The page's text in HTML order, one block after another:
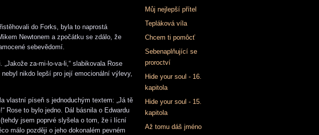
do Forks, byla to naprostá
Newtonem a zpočátku se zdálo, že
sebevědomí.
za-mi-lo-va-li,“ slabikovala Rose
nikdo lepší pro její emocionální výlevy,
vlastní píseň s jednoduchým textem: „Já tě
Rose to bylo jedno. Dál básnila o Edwardu
jsem poprvé slyšela o tom, že i lícní
málo později o jeho dokonalém pevném
Můj nejlepší přítel
Tepláková víla
Chcem ti pomôcť
Sebenaplňující se
proroctví
Hide your soul - 16.
kapitola
Hide your soul - 15.
kapitola
Až tomu dáš jméno